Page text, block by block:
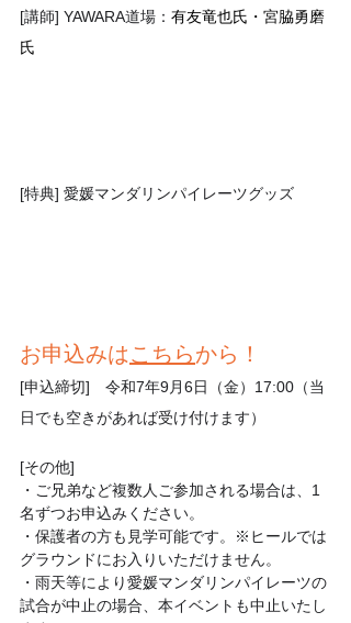
[講師] YAWARA道場： 有友竜也氏・宮脇勇磨
氏
[特典] 愛媛マンダリンパイレーツグッズ
お申込みはこちらから！
[申込締切]　令和7年9月6日（金）17:00（当
日でも空きがあれば受け付けます）
[その他]
・ご兄弟など複数人ご参加される場合は、1
名ずつお申込みください。
・保護者の方も見学可能です。※ヒールでは
グラウンドにお入りいただけません。
・雨天等により愛媛マンダリンパイレーツの
試合が中止の場合、本イベントも中止いたし